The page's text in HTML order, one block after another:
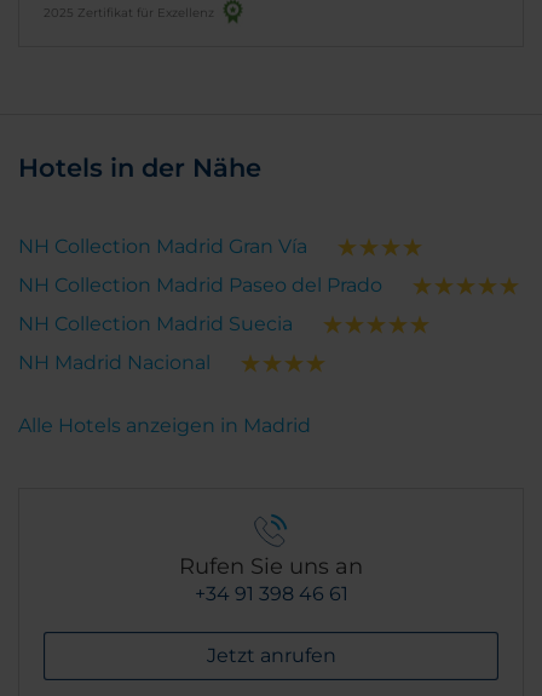
2025 Zertifikat für Exzellenz
Hotels in der Nähe
NH Collection Madrid Gran Vía
NH Collection Madrid Paseo del Prado
NH Collection Madrid Suecia
NH Madrid Nacional
Alle Hotels anzeigen in Madrid
Rufen Sie uns an
+34 91 398 46 61
Jetzt anrufen